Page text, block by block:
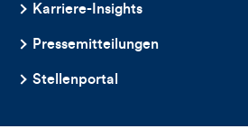
Karriere-Insights
Pressemitteilungen
Stellenportal